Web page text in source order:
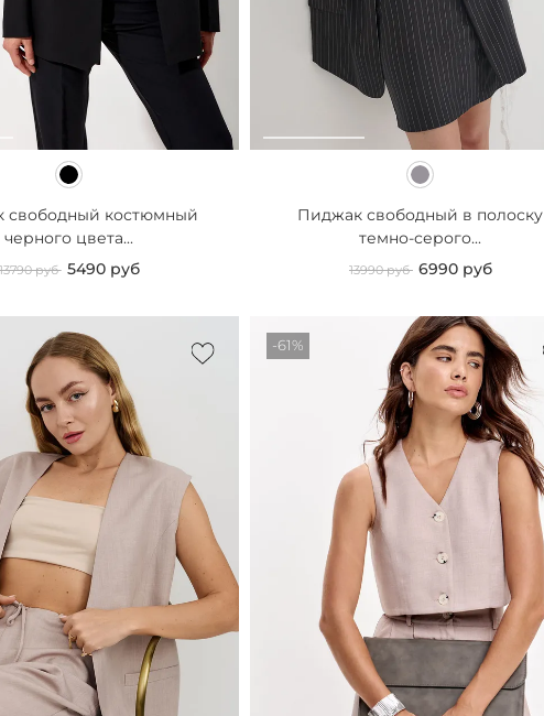
свободный костюмный
черного цвета...
руб 5490 руб
Пиджак свободный в полоску
темно-серого...
13990 руб 6990 руб
-61%